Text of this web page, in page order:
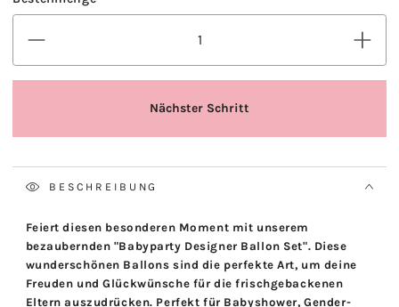
BESCHREIBUNG
Feiert diesen besonderen Moment mit unserem
bezaubernden "Babyparty Designer Ballon Set". Diese
wunderschönen Ballons sind die perfekte Art, um deine
Freuden und Glückwünsche für die frischgebackenen
Eltern auszudrücken. Perfekt für Babyshower, Gender-